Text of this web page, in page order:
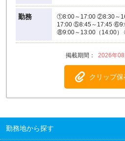
勤務
①8:00～17:00 ②8:30～
17:00 ⑤8:45～17:45
⑧9:00～13:00（14:00）
2026年08
クリップ保
勤務地から探す